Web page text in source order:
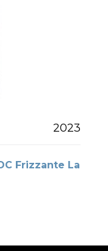
2023
Frizzante La